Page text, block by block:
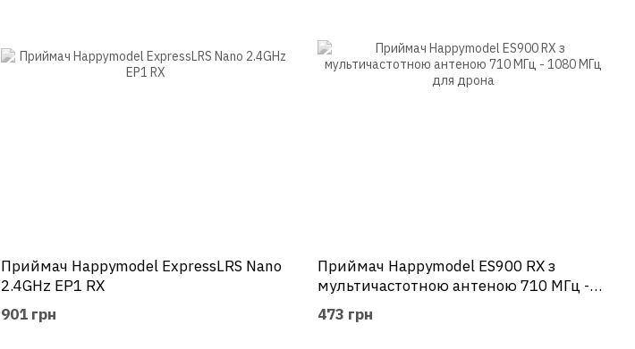
Приймач Happymodel ExpressLRS Nano
2.4GHz EP1 RX
901 грн
Приймач Happymodel ES900 RX з
мультичастотною антеною 710 МГц -
1080 МГц для дрона
473 грн